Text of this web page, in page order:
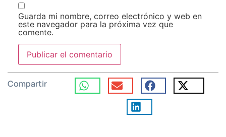
Guarda mi nombre, correo electrónico y web en
este navegador para la próxima vez que
comente.
Compartir